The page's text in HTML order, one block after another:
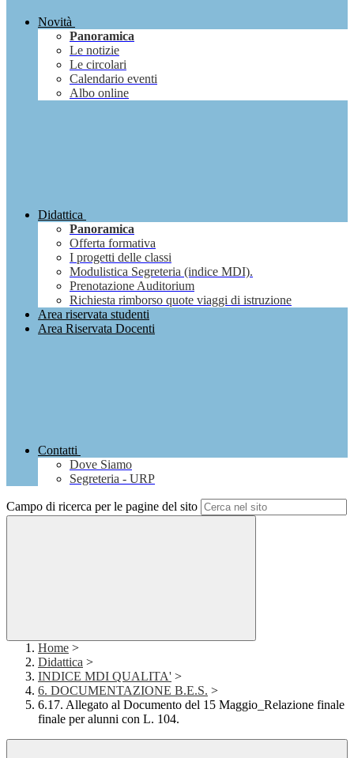
Novità
Panoramica
Le notizie
Le circolari
Calendario eventi
Albo online
Didattica
Panoramica
Offerta formativa
I progetti delle classi
Modulistica Segreteria (indice MDI).
Prenotazione Auditorium
Richiesta rimborso quote viaggi di istruzione
Area riservata studenti
Area Riservata Docenti
Contatti
Dove Siamo
Segreteria - URP
Campo di ricerca per le pagine del sito
Home >
Didattica >
INDICE MDI QUALITA' >
6. DOCUMENTAZIONE B.E.S. >
6.17. Allegato al Documento del 15 Maggio_Relazione finale
finale per alunni con L. 104.